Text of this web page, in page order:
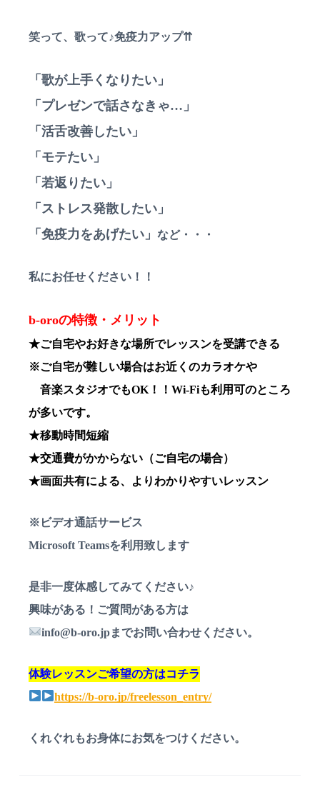
笑って、歌って♪免疫力アップ⇈
「歌が上手くなりたい」
「プレゼンで話さなきゃ…」
「活舌改善したい」
「モテたい」
「若返りたい」
「ストレス発散したい」
「免疫力をあげたい」 など・・・
私にお任せください！！
b-oroの特徴・メリット
★ご自宅やお好きな場所でレッスンを受講できる
※ご自宅が難しい場合はお近くのカラオケや
音楽スタジオでもOK！！Wi-Fiも利用可のところ
が多いです。
★移動時間短縮
★交通費がかからない（ご自宅の場合）
★画面共有による、よりわかりやすいレッスン
※ビデオ通話サービス
Microsoft Teamsを利用致します
是非一度体感してみてください♪
興味がある！ご質問がある方は
info@b-oro.jpまでお問い合わせください。
体験レッスンご希望の方はコチラ
https://b-oro.jp/freelesson_entry/
くれぐれもお身体にお気をつけください。